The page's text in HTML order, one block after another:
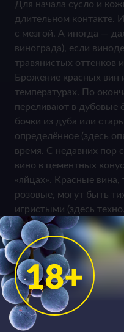
Для начала сусло и
длительном контакте.
с мезгой. А иногда —
винограда), если
травянистых оттенков
Брожение красных вин
температурах. По
переливают в дубовые
бочки из дуба или
определённое (здесь
время. С недавних пор
вино в цементных
«яйцах». Красные
розовые, могут быть
игристыми (здесь
усложняется), сухими,
сладкими.